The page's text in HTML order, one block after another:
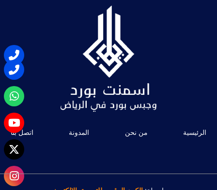
الرئيسية من نحن المدونة اتصل بنا